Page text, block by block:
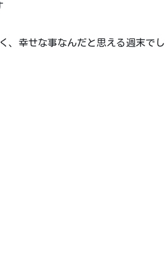
、幸せな事なんだと思える週末でし